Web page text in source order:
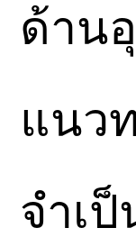
ด้าน
แนว
จำเ